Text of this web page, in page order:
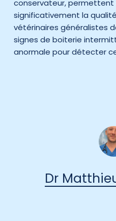
conservateur, permettent
significativement la
vétérinaires généralistes
signes de boiterie
anormale pour détecter
Dr